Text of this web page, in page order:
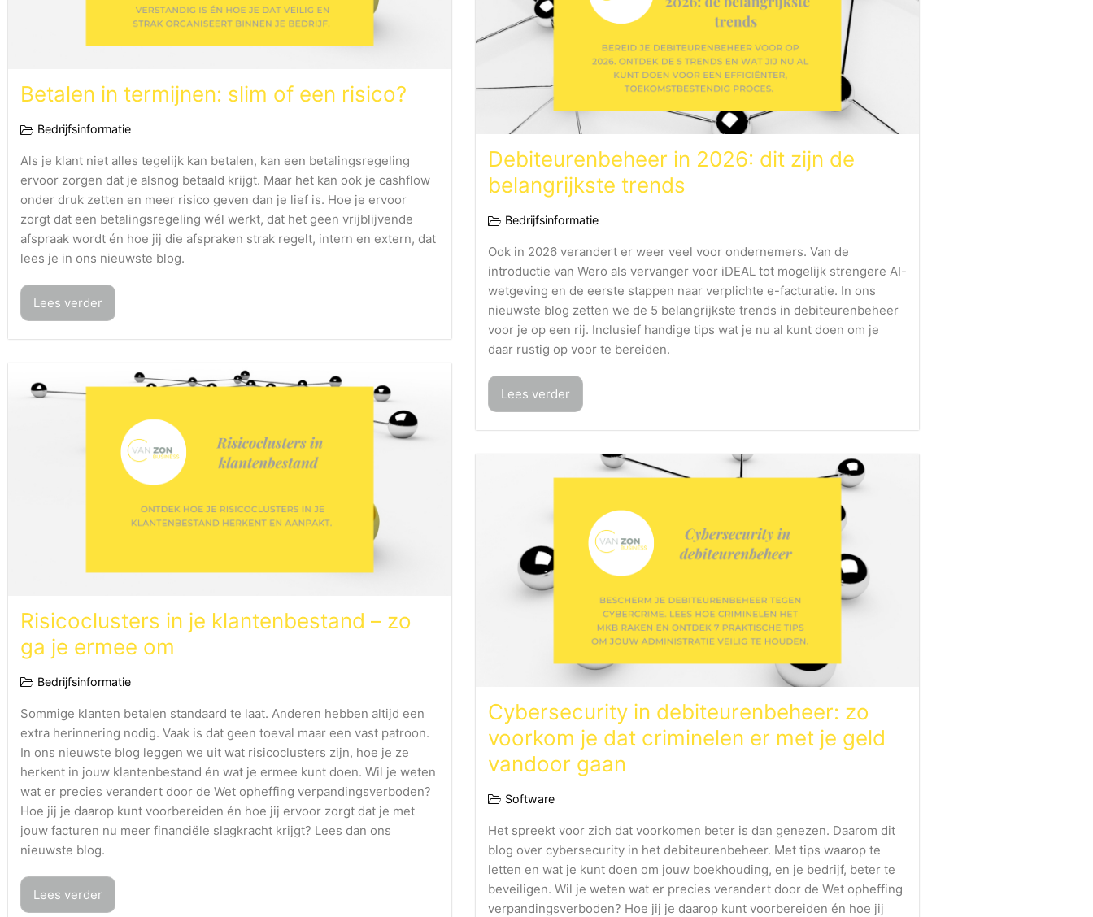
Betalen in termijnen: slim of een risico?
Bedrijfsinformatie
Als je klant niet alles tegelijk kan betalen, kan een betalingsregeling
ervoor zorgen dat je alsnog betaald krijgt. Maar het kan ook je cashflow
onder druk zetten en meer risico geven dan je lief is. Hoe je ervoor
zorgt dat een betalingsregeling wél werkt, dat het geen vrijblijvende
afspraak wordt én hoe jij die afspraken strak regelt, intern en extern, dat
lees je in ons nieuwste blog.
Lees verder
Debiteurenbeheer in 2026: dit zijn de
belangrijkste trends
Bedrijfsinformatie
Ook in 2026 verandert er weer veel voor ondernemers. Van de
introductie van Wero als vervanger voor iDEAL tot mogelijk strengere AI-
wetgeving en de eerste stappen naar verplichte e-facturatie. In ons
nieuwste blog zetten we de 5 belangrijkste trends in debiteurenbeheer
voor je op een rij. Inclusief handige tips wat je nu al kunt doen om je
daar rustig op voor te bereiden.
Lees verder
Risicoclusters in je klantenbestand – zo
ga je ermee om
Bedrijfsinformatie
Sommige klanten betalen standaard te laat. Anderen hebben altijd een
extra herinnering nodig. Vaak is dat geen toeval maar een vast patroon.
In ons nieuwste blog leggen we uit wat risicoclusters zijn, hoe je ze
herkent in jouw klantenbestand én wat je ermee kunt doen. Wil je weten
wat er precies verandert door de Wet opheffing verpandingsverboden?
Hoe jij je daarop kunt voorbereiden én hoe jij ervoor zorgt dat je met
jouw facturen nu meer financiële slagkracht krijgt? Lees dan ons
nieuwste blog.
Lees verder
Cybersecurity in debiteurenbeheer: zo
voorkom je dat criminelen er met je geld
vandoor gaan
Software
Het spreekt voor zich dat voorkomen beter is dan genezen. Daarom dit
blog over cybersecurity in het debiteurenbeheer. Met tips waarop te
letten en wat je kunt doen om jouw boekhouding, en je bedrijf, beter te
beveiligen. Wil je weten wat er precies verandert door de Wet opheffing
verpandingsverboden? Hoe jij je daarop kunt voorbereiden én hoe jij